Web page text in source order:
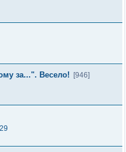
за...". Весело!
[946]